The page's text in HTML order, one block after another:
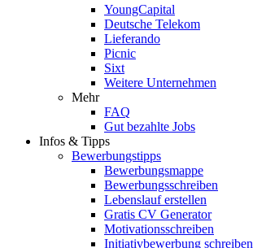
YoungCapital
Deutsche Telekom
Lieferando
Picnic
Sixt
Weitere Unternehmen
Mehr
FAQ
Gut bezahlte Jobs
Infos & Tipps
Bewerbungstipps
Bewerbungsmappe
Bewerbungsschreiben
Lebenslauf erstellen
Gratis CV Generator
Motivationsschreiben
Initiativbewerbung schreiben